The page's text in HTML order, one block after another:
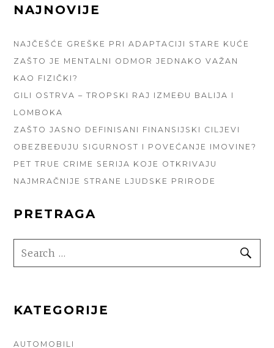
FOOTER
NAJNOVIJE
NAJČEŠĆE GREŠKE PRI ADAPTACIJI STARE KUĆE
ZAŠTO JE MENTALNI ODMOR JEDNAKO VAŽAN
KAO FIZIČKI?
GILI OSTRVA – TROPSKI RAJ IZMEĐU BALIJA I
LOMBOKA
ZAŠTO JASNO DEFINISANI FINANSIJSKI CILJEVI
OBEZBEĐUJU SIGURNOST I POVEĆANJE IMOVINE?
PET TRUE CRIME SERIJA KOJE OTKRIVAJU
NAJMRAČNIJE STRANE LJUDSKE PRIRODE
PRETRAGA
SEARCH
FOR:
KATEGORIJE
AUTOMOBILI